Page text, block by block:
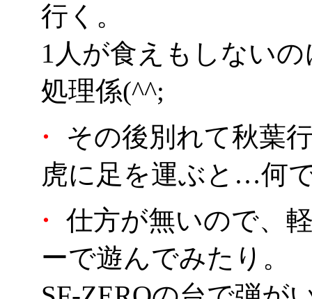
行く。
1人が食えもしない
処理係(^^;
・
その後別れて秋葉
虎に足を運ぶと…何
・
仕方が無いので、
ーで遊んでみたり。